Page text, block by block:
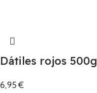
Dátiles rojos 500g
6,95€